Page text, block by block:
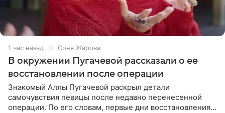
1 час назад Соня Жарова
В окружении Пугачевой рассказали о ее
восстановлении после операции
Знакомый Аллы Пугачевой раскрыл детали
самочувствия певицы после недавно перенесенной
операции. По его словам, первые дни восстановления